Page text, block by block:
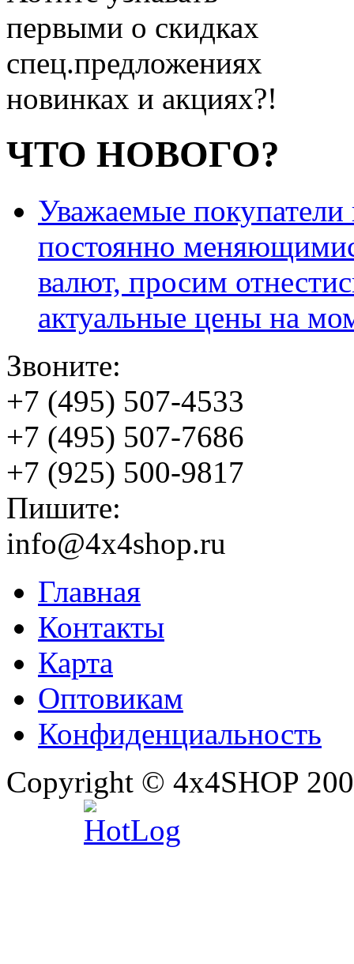
первыми о скидках
спец.предложениях
новинках и акциях?!
ЧТО НОВОГО?
Уважаемые
постоянно
валют, просим
актуальные цены на
Звоните:
+7 (495) 507-4533
+7 (495) 507-7686
+7 (925) 500-9817
Пишите:
info@4x4shop.ru
Главная
Контакты
Карта
Оптовикам
Конфиденциальность
Copyright © 4x4SHOP